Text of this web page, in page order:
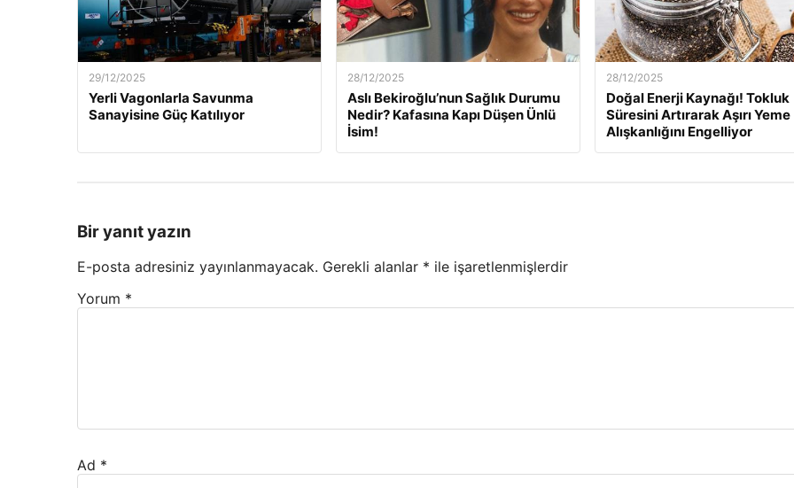
29/12/2025
Yerli Vagonlarla Savunma
Sanayisine Güç Katılıyor
28/12/2025
Aslı Bekiroğlu’nun Sağlık Durumu
Nedir? Kafasına Kapı Düşen Ünlü
İsim!
28/12/2025
Doğal Enerji Kaynağı! Tokluk
Süresini Artırarak Aşırı Yeme
Alışkanlığını Engelliyor
Bir yanıt yazın
E-posta adresiniz yayınlanmayacak. Gerekli alanlar * ile işaretlenmişlerdir
Yorum *
Ad *